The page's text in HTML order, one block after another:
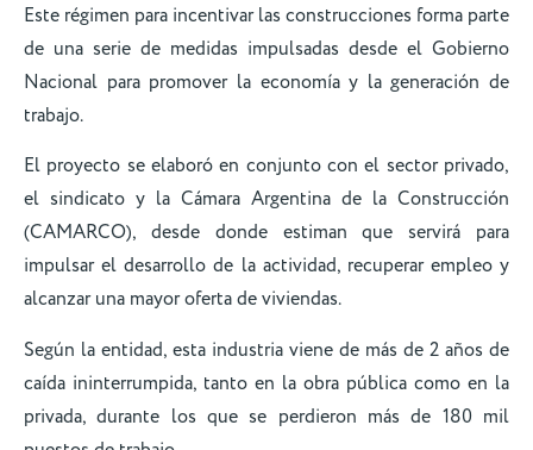
Este régimen para incentivar las construcciones forma parte
de una serie de medidas impulsadas desde el Gobierno
Nacional para promover la economía y la generación de
trabajo.
El proyecto se elaboró en conjunto con el sector privado,
el sindicato y la Cámara Argentina de la Construcción
(CAMARCO), desde donde estiman que servirá para
impulsar el desarrollo de la actividad, recuperar empleo y
alcanzar una mayor oferta de viviendas.
Según la entidad, esta industria viene de más de 2 años de
caída ininterrumpida, tanto en la obra pública como en la
privada, durante los que se perdieron más de 180 mil